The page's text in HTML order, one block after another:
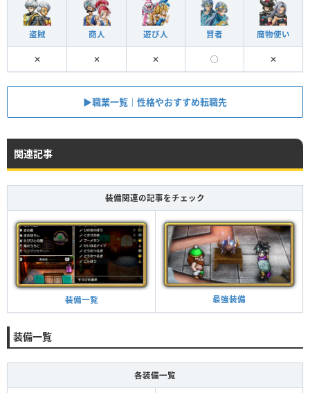
盗賊 商人 遊び人 賢者 魔物使い
✕ ✕ ✕ ◯ ✕
▶︎職業一覧｜性格やおすすめ転職先
関連記事
装備関連の記事をチェック
装備一覧 最強装備
装備一覧
各装備一覧